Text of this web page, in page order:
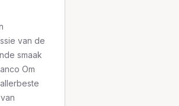
van de
smaak
Om